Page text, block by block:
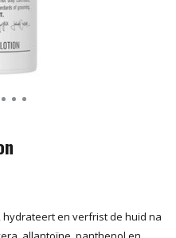
hydrateert en verfrist de huid na